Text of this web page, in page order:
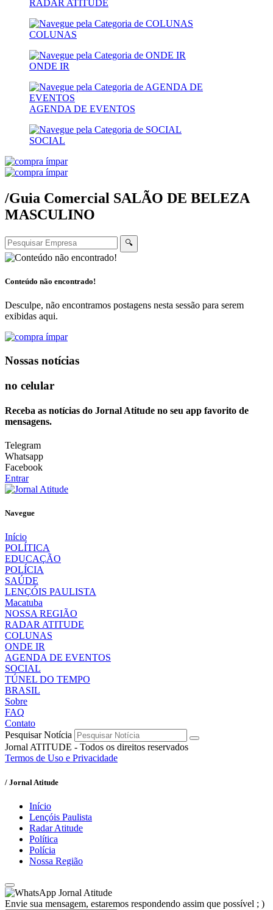
RADAR ATITUDE
COLUNAS
ONDE IR
AGENDA DE EVENTOS
SOCIAL
/Guia Comercial SALÃO DE BELEZA
MASCULINO
🔍
Conteúdo não encontrado!
Desculpe, não encontramos postagens nesta sessão para serem
exibidas aqui.
Nossas notícias
no celular
Receba as notícias do Jornal Atitude no seu app favorito de
mensagens.
Telegram
Whatsapp
Facebook
Entrar
Navegue
Início
POLÍTICA
EDUCAÇÃO
POLÍCIA
SAÚDE
LENÇÓIS PAULISTA
Macatuba
NOSSA REGIÃO
RADAR ATITUDE
COLUNAS
ONDE IR
AGENDA DE EVENTOS
SOCIAL
TÚNEL DO TEMPO
BRASIL
Sobre
FAQ
Contato
Pesquisar Notícia
Jornal ATITUDE - Todos os direitos reservados
Termos de Uso e Privacidade
/ Jornal Atitude
Início
Lençóis Paulista
Radar Atitude
Política
Polícia
Nossa Região
Jornal Atitude
Envie sua mensagem, estaremos respondendo assim que possível ; )